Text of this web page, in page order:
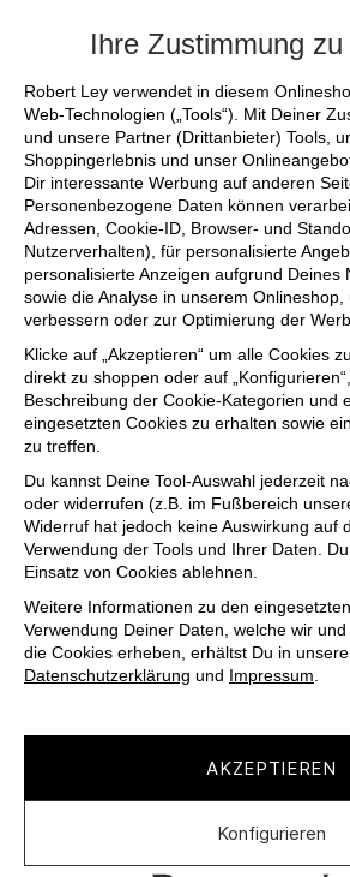
Ihre Zustimmung zu
Robert Ley verwendet in diesem
Web-Technologien („Tools“). Mit Deiner
und unsere Partner (Drittanbieter) Tools,
Shoppingerlebnis und unser
Dir interessante Werbung auf anderen
Personenbezogene Daten können
Adressen, Cookie-ID, Browser- und
Nutzerverhalten), für personalisierte
personalisierte Anzeigen aufgrund Deines
sowie die Analyse in unserem
verbessern oder zur Optimierung der
Klicke auf „Akzeptieren“ um alle Cookies
direkt zu shoppen oder auf
Beschreibung der Cookie-Kategorien und
eingesetzten Cookies zu erhalten sowie
zu treffen.
Du kannst Deine Tool-Auswahl jederzeit
oder widerrufen (z.B. im Fußbereich
Widerruf hat jedoch keine Auswirkung auf
Verwendung der Tools und Ihrer Daten.
Einsatz von Cookies ablehnen.
Weitere Informationen zu den
Verwendung Deiner Daten, welche wir
die Cookies erheben, erhältst Du in
Datenschutzerklärung und Impressum.
AKZEPTIEREN
Konfigurieren